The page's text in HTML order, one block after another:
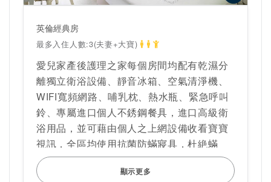
TOTO免治馬桶
純棉特製專屬LOGO哺乳衣及寶寶衣物一系
列用品
奶瓶消毒鍋
網路公開資料來源：愛兒家產後護理之家
英倫經典房
最多入住人數:3(夫妻+大寶)
愛兒家產後護理之家每個房間均配有乾濕分
離獨立衛浴設備、靜音冰箱、空氣清淨機、
WIFI寬頻網路、哺乳枕、熱水瓶、緊急呼叫
鈴、專屬進口個人不銹鋼餐具，進口高級衛
浴用品，並可藉由個人之上網設備收看寶寶
視訊，全區均使用抗菌防蟎寢具，杜絶蟎
害，全區24小時採用大金換氣系統及PM2.5
過濾箱進行換氣，帶走髒空氣，時時給您最
顯示更多